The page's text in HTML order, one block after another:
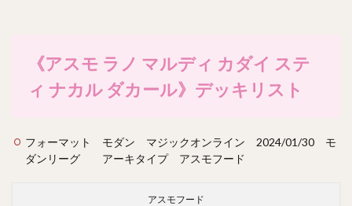
《アスモ ラノ マルディ カダイ ステ
ィ ナカル ダカール》デッキリスト
フォーマット モダン マジックオンライン 2024/01/30 モ
ダンリーグ アーキタイプ アスモフード
アスモフード